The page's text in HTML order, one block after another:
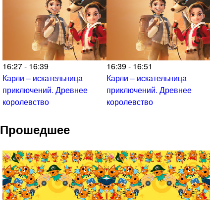
16:27 - 16:39
Карли – искательница
приключений. Древнее
королевство
16:39 - 16:51
Карли – искательница
приключений. Древнее
королевство
Прошедшее